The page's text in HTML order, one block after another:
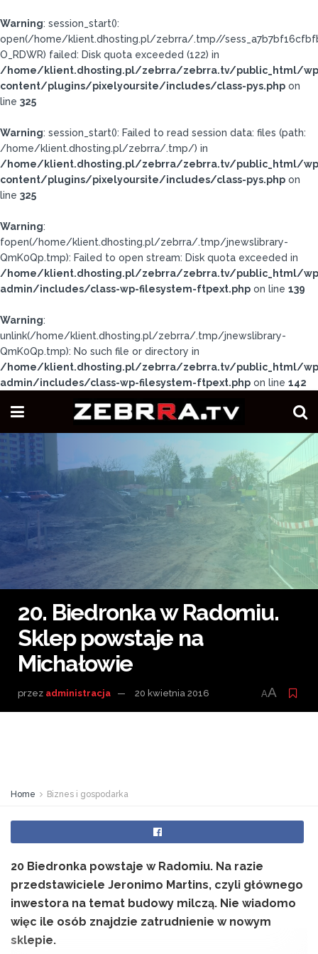
Warning: session_start():
open(/home/klient.dhosting.pl/zebrra/.tmp//
O_RDWR) failed: Disk quota exceeded (122) in
/home/klient.dhosting.pl/zebrra/zebrra.tv/public_html/
content/plugins/pixelyoursite/includes/class-pys.php on
line 325
Warning: session_start(): Failed to read session data: files (path:
/home/klient.dhosting.pl/zebrra/.tmp/) in
/home/klient.dhosting.pl/zebrra/zebrra.tv/public_html/
content/plugins/pixelyoursite/includes/class-pys.php on
line 325
Warning:
fopen(/home/klient.dhosting.pl/zebrra/.tmp/jnewslibrary-
QmK0Qp.tmp): Failed to open stream: Disk quota exceeded in
/home/klient.dhosting.pl/zebrra/zebrra.tv/public_html/
admin/includes/class-wp-filesystem-ftpext.php on line 139
Warning:
unlink(/home/klient.dhosting.pl/zebrra/.tmp/jnewslibrary-
QmK0Qp.tmp): No such file or directory in
/home/klient.dhosting.pl/zebrra/zebrra.tv/public_html/
admin/includes/class-wp-filesystem-ftpext.php on line 142
20. Biedronka w Radomiu.
Sklep powstaje na
Michałowie
przez administracja 20 kwietnia 2016 AA
Home Biznes i gospodarka
20 Biedronka powstaje w Radomiu. Na razie
przedstawiciele Jeronimo Martins, czyli głównego
inwestora na temat budowy milczą. Nie wiadomo
więc ile osób znajdzie zatrudnienie w nowym
sklepie.